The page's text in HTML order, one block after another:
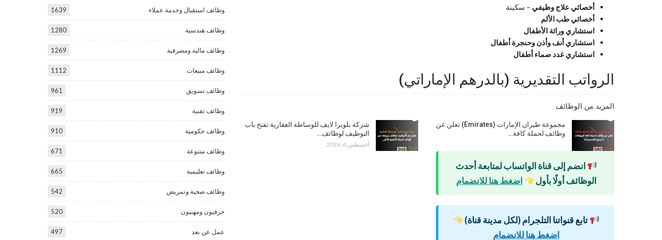
أخصائي علاج وظيفي – سكينة
أخصائي طب الألم
استشاري وراثة الأطفال
استشاري أنف وأذن وحنجرة أطفال
استشاري غدد صماء أطفال
الرواتب التقديرية (بالدرهم الإماراتي)
المزيد من الوظائف
مجموعة طيران الإمارات (Emirates) تعلن عن
وظائف لحملة كافة…
انضم إلى قناة الواتساب لمتابعة أحدث
الوظائف أولًا بأول
اضغط هنا للانضمام
تابع قنواتنا التلجرام (لكل مدينة قناة)
اضغط هنا للانضمام
شركة بلويرا لايف للوساطة العقارية تفتح باب
التوظيف لوظائف…
أغسطس 6, 2026
وظائف استقبال وخدمة عملاء 1639
وظائف هندسية 1280
وظائف مالية ومصرفية 1269
وظائف مبيعات 1112
وظائف تسويق 961
وظائف تقنية 919
وظائف حكومية 910
وظائف متنوعة 671
وظائف تعليمية 665
وظائف صحية وتمريض 542
حرفيون ومهنيون 520
عمل عن بعد 497